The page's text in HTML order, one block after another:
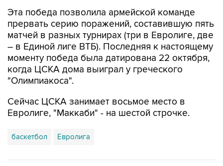
Эта победа позволила армейской команде
прервать серию поражений, составившую пять
матчей в разных турнирах (три в Евролиге, две
– в Единой лиге ВТБ). Последняя к настоящему
моменту победа была датирована 22 октября,
когда ЦСКА дома выиграл у греческого
"Олимпиакоса".
Сейчас ЦСКА занимает восьмое место в
Евролиге, "Маккаби" - на шестой строчке.
баскетбол Евролига